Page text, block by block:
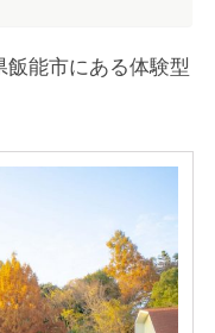
飯能市にある体験型